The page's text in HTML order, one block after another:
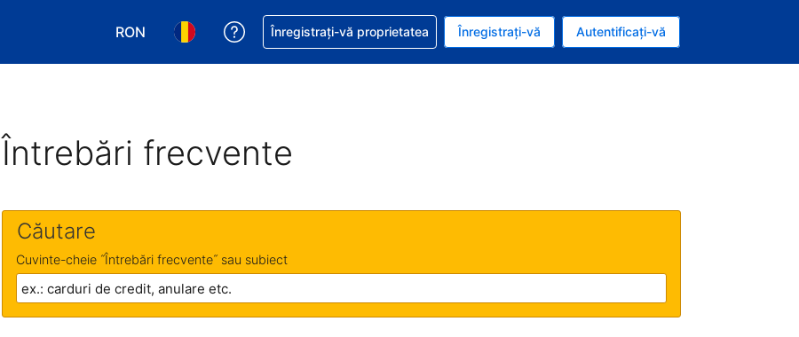
RON
Alegeţi moneda. Moneda actuală este Leu nou românesc
Alegeți limba. Limba actuală este Română
Primiți asistență cu privire la rezervarea dvs.
Înregistrați-vă proprietatea Înregistrați-vă Autentificați-vă
Întrebări frecvente
Căutare
Cuvinte-cheie ˝Întrebări frecvente˝ sau subiect